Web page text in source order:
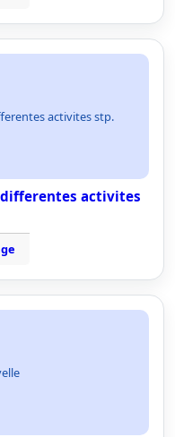
activites stp.
activites